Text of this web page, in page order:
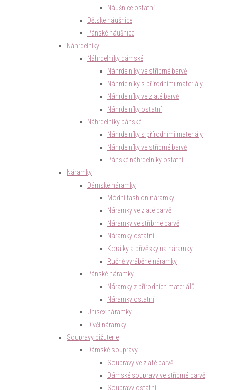
Náušnice ostatní
Dětské náušnice
Pánské náušnice
Náhrdelníky
Náhrdelníky dámské
Náhrdelníky ve stříbrné barvě
Náhrdelníky s přírodními materiály
Náhrdelníky ve zlaté barvě
Náhrdelníky ostatní
Náhrdelníky pánské
Náhrdelníky s přírodními materiály
Náhrdelníky ve stříbrné barvě
Pánské náhrdelníky ostatní
Náramky
Dámské náramky
Módní fashion náramky
Náramky ve zlaté barvě
Náramky ve stříbrné barvě
Náramky ostatní
Korálky a přívěsky na náramky
Ručně vyráběné náramky
Pánské náramky
Náramky z přírodních materiálů
Náramky ostatní
Unisex náramky
Dívčí náramky
Soupravy bižuterie
Dámské soupravy
Soupravy ve zlaté barvě
Dámské soupravy ve stříbrné barvě
Soupravy ostatní